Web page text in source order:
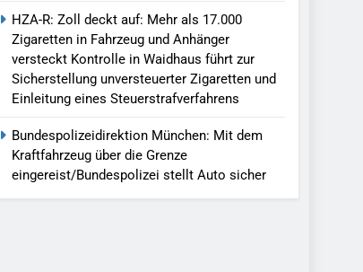
HZA-R: Zoll deckt auf: Mehr als 17.000
Zigaretten in Fahrzeug und Anhänger
versteckt Kontrolle in Waidhaus führt zur
Sicherstellung unversteuerter Zigaretten und
Einleitung eines Steuerstrafverfahrens
Bundespolizeidirektion München: Mit dem
Kraftfahrzeug über die Grenze
eingereist/Bundespolizei stellt Auto sicher